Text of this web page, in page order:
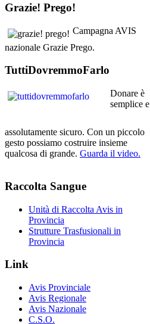
Grazie! Prego!
Campagna AVIS
nazionale Grazie Prego.
TuttiDovremmoFarlo
Donare è
semplice e
assolutamente sicuro. Con un piccolo
gesto possiamo costruire insieme
qualcosa di grande. Guarda il video.
Raccolta Sangue
Unità di Raccolta Avis in
Provincia
Strutture Trasfusionali in
Provincia
Link
Avis Provinciale
Avis Regionale
Avis Nazionale
C.S.O.